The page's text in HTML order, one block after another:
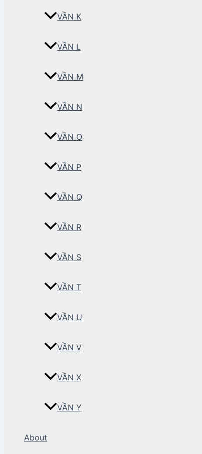
VẦN K
VẦN L
VẦN M
VẦN N
VẦN O
VẦN P
VẦN Q
VẦN R
VẦN S
VẦN T
VẦN U
VẦN V
VẦN X
VẦN Y
About